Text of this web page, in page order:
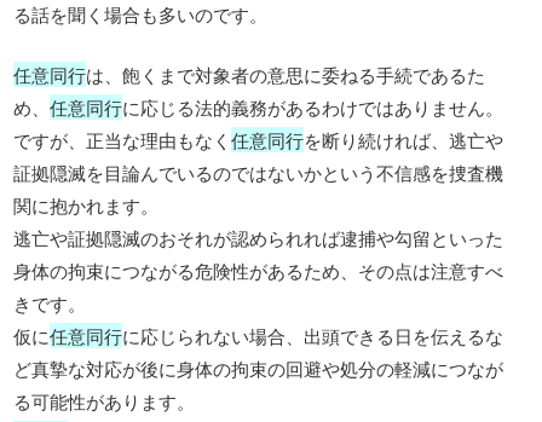
る話を聞く場合も多いのです。
任意同行は、飽くまで対象者の意思に委ねる手続であるた
め、任意同行に応じる法的義務があるわけではありません。
ですが、正当な理由もなく任意同行を断り続ければ、逃亡や
証拠隠滅を目論んでいるのではないかという不信感を捜査機
関に抱かれます。
逃亡や証拠隠滅のおそれが認められれば逮捕や勾留といった
身体の拘束につながる危険性があるため、その点は注意すべ
きです。
仮に任意同行に応じられない場合、出頭できる日を伝えるな
ど真摯な対応が後に身体の拘束の回避や処分の軽減につなが
る可能性があります。